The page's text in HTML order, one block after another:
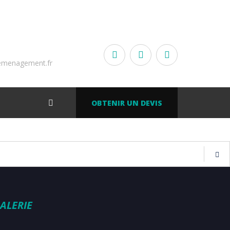
OBTENIR UN DEVIS